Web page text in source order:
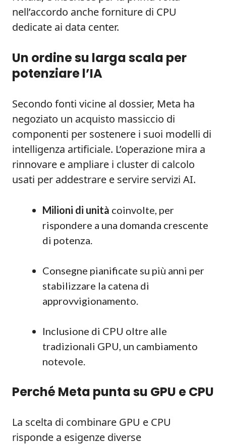
nell’accordo anche forniture di CPU
dedicate ai data center.
Un ordine su larga scala per
potenziare l’IA
Secondo fonti vicine al dossier, Meta ha
negoziato un acquisto massiccio di
componenti per sostenere i suoi modelli di
intelligenza artificiale. L’operazione mira a
rinnovare e ampliare i cluster di calcolo
usati per addestrare e servire servizi AI.
Milioni di unità coinvolte, per
rispondere a una domanda crescente
di potenza.
Consegne pianificate su più anni per
stabilizzare la catena di
approvvigionamento.
Inclusione di CPU oltre alle
tradizionali GPU, un cambiamento
notevole.
Perché Meta punta su GPU e CPU
La scelta di combinare GPU e CPU
risponde a esigenze diverse